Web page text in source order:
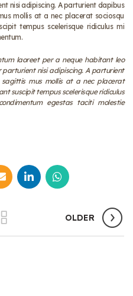
nisi adipiscing. A parturient dapibus
mollis at a nec placerat sociosqu
tempus scelerisque ridiculus mi
laoreet per a neque habitant leo
nisi adipiscing. A parturient
mus mollis at a nec placerat
suscipit tempus scelerisque ridiculus
egestas taciti molestie
OLDER